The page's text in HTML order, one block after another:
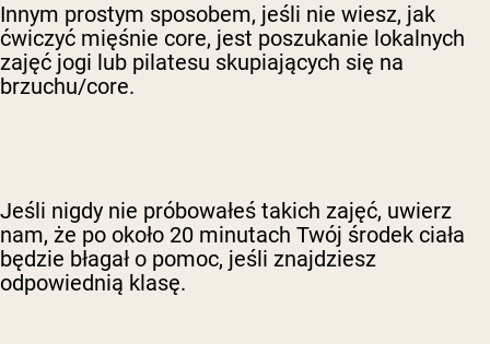
Innym prostym sposobem, jeśli nie wiesz, jak
ćwiczyć mięśnie core, jest poszukanie lokalnych
zajęć jogi lub pilatesu skupiających się na
brzuchu/core.
Jeśli nigdy nie próbowałeś takich zajęć, uwierz
nam, że po około 20 minutach Twój środek ciała
będzie błagał o pomoc, jeśli znajdziesz
odpowiednią klasę.